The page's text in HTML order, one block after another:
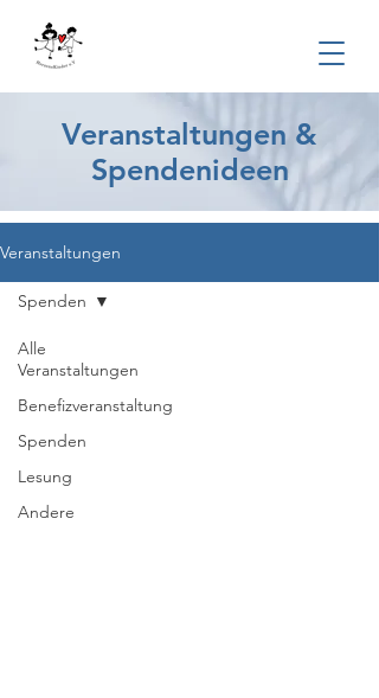
Veranstaltungen &
Spendenideen
Veranstaltungen
Alle
Veranstaltungen
Benefizveranstaltung
Spenden
Lesung
Andere
Spenden